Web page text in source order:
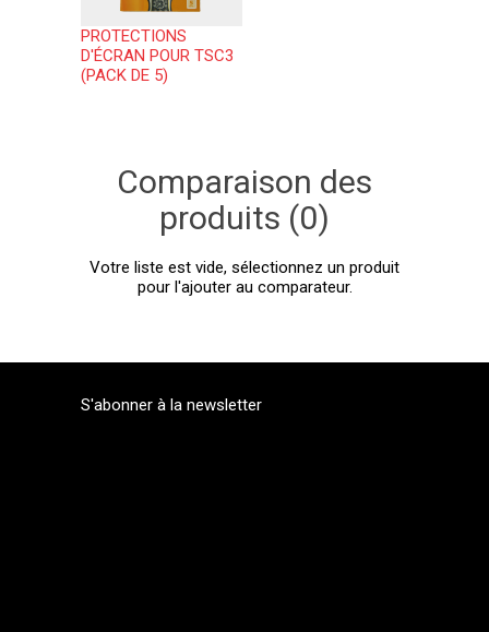
PROTECTIONS
D'ÉCRAN POUR TSC3
(PACK DE 5)
Comparaison des
produits (0)
Votre liste est vide, sélectionnez un produit
pour l'ajouter au comparateur.
S'abonner à la newsletter